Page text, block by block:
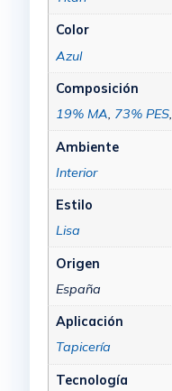
Color
Azul
Composición
19% MA, 73% PES,
Ambiente
Interior
Estilo
Lisa
Origen
España
Aplicación
Tapicería
Tecnología